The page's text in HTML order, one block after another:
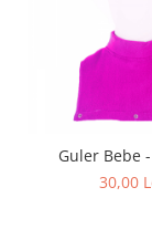
Guler Bebe
30,00